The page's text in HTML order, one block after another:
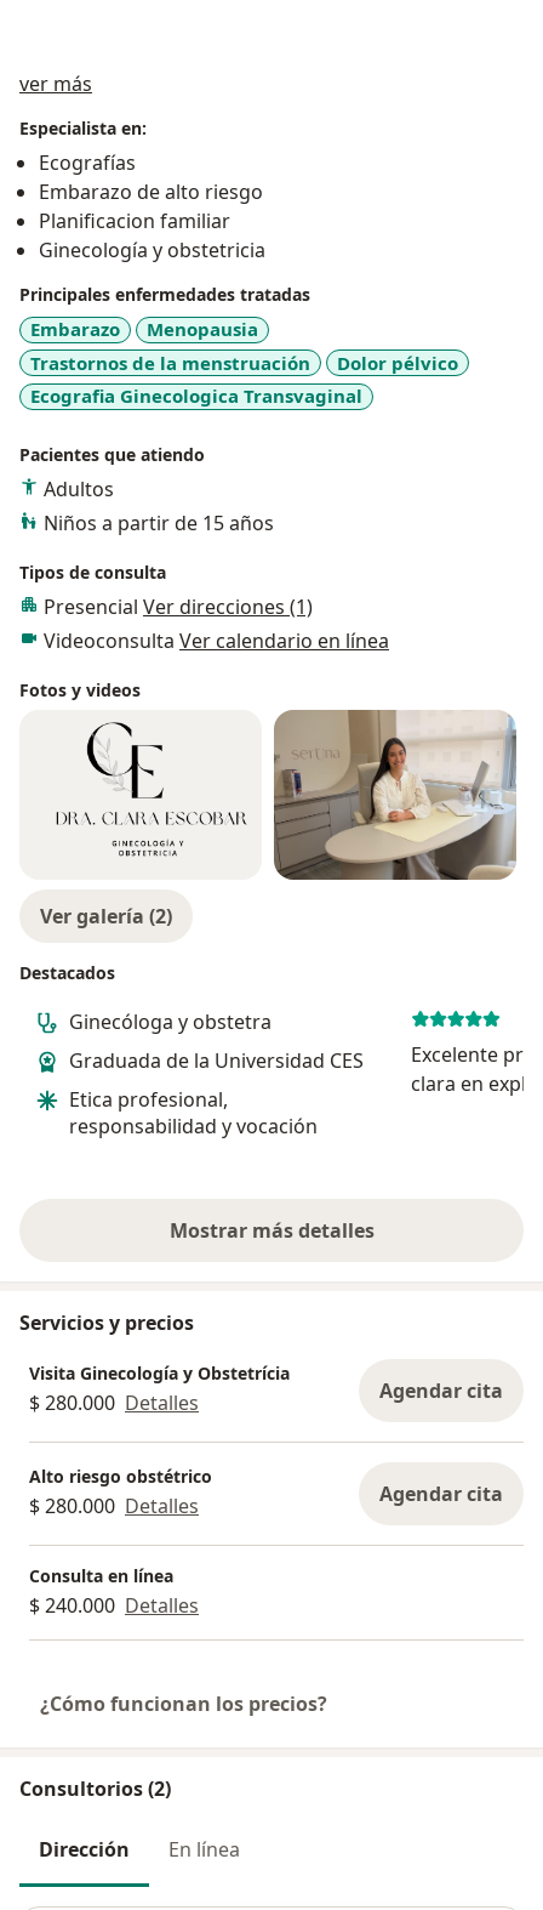
ver más
Especialista en:
Ecografías
Embarazo de alto riesgo
Planificacion familiar
Ginecología y obstetricia
Principales enfermedades tratadas
Embarazo
Menopausia
Trastornos de la menstruación
Dolor pélvico
Ecografia Ginecologica Transvaginal
Pacientes que atiendo
Adultos
Niños a partir de 15 años
Tipos de consulta
Presencial Ver direcciones (1)
Videoconsulta Ver calendario en línea
Fotos y videos
Ver galería (2)
Destacados
Ginecóloga y obstetra
Graduada de la Universidad CES
Etica profesional,
responsabilidad y vocación
Excelente
clara en
Mostrar más detalles
sobre la experiencia
Servicios y precios
Visita Ginecología y Obstetrícia
$ 280.000 Detalles Agendar cita
Alto riesgo obstétrico
$ 280.000 Detalles Agendar cita
Consulta en línea
$ 240.000 Detalles
¿Cómo funcionan los precios?
Consultorios (2)
Dirección En línea